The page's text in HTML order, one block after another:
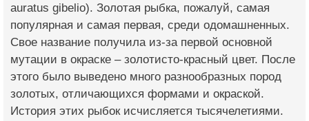
auratus gibelio). Золотая рыбка, пожалуй, самая
популярная и самая первая, среди одомашненных.
Свое название получила из-за первой основной
мутации в окраске – золотисто-красный цвет. После
этого было выведено много разнообразных пород
золотых, отличающихся формами и окраской.
История этих рыбок исчисляется тысячелетиями.